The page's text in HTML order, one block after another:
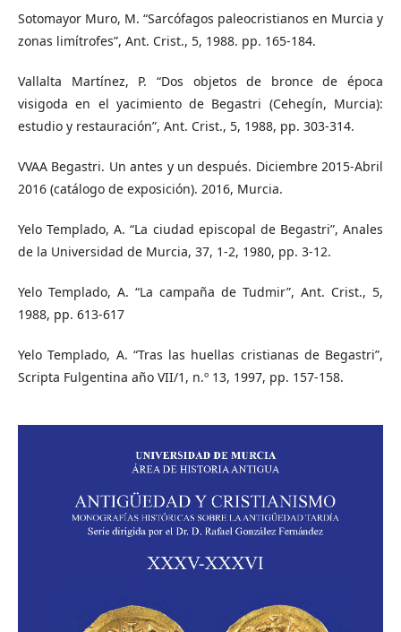
Sotomayor Muro, M. “Sarcófagos paleocristianos en Murcia y
zonas limítrofes”, Ant. Crist., 5, 1988. pp. 165-184.
Vallalta Martínez, P. “Dos objetos de bronce de época
visigoda en el yacimiento de Begastri (Cehegín, Murcia):
estudio y restauración”, Ant. Crist., 5, 1988, pp. 303-314.
VVAA Begastri. Un antes y un después. Diciembre 2015-Abril
2016 (catálogo de exposición). 2016, Murcia.
Yelo Templado, A. “La ciudad episcopal de Begastri”, Anales
de la Universidad de Murcia, 37, 1-2, 1980, pp. 3-12.
Yelo Templado, A. “La campaña de Tudmir”, Ant. Crist., 5,
1988, pp. 613-617
Yelo Templado, A. “Tras las huellas cristianas de Begastri”,
Scripta Fulgentina año VII/1, n.º 13, 1997, pp. 157-158.